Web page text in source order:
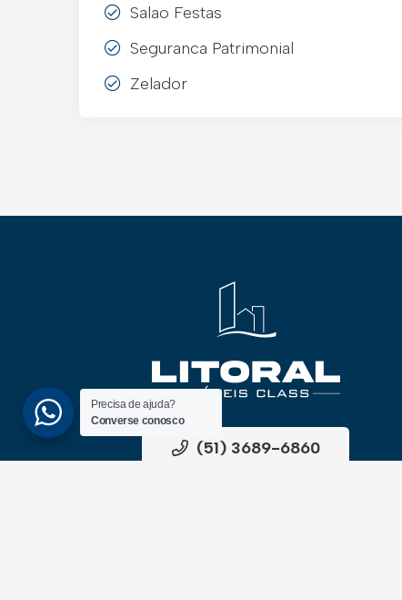
Salao Festas
Seguranca Patrimonial
Zelador
(51) 3689-6860
Precisa de ajuda?
Converse conosco